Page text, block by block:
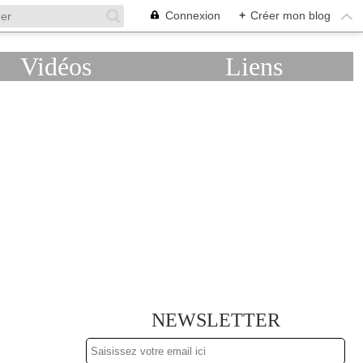
Connexion + Créer mon blog
Vidéos Liens
NEWSLETTER